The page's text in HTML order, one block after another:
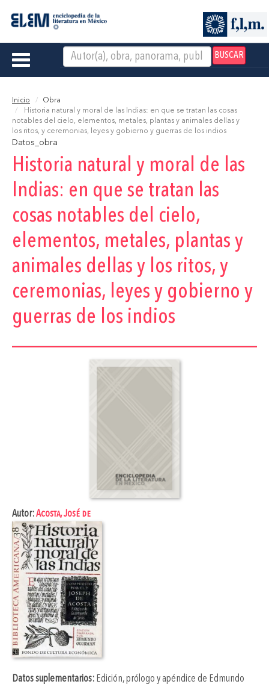
BUSCAR
Toggle
Inicio
Obra
Historia natural y moral de las Indias: en que se tratan las cosas
notables del cielo, elementos, metales, plantas y animales dellas y
los ritos, y ceremonias, leyes y gobierno y guerras de los indios
Datos_obra
Historia natural y moral de las
Indias: en que se tratan las
cosas notables del cielo,
elementos, metales, plantas y
animales dellas y los ritos, y
ceremonias, leyes y gobierno y
guerras de los indios
Autor:Acosta, José de
Datos suplementarios: Edición, prólogo y apéndice de Edmundo